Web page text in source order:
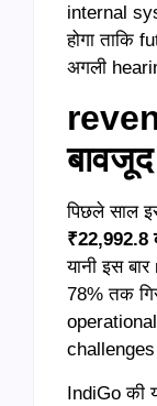
internal
होगा ताकि
अगली
पिछले साल
₹22,992.8
यानी इस
78% तक
IndiGo की